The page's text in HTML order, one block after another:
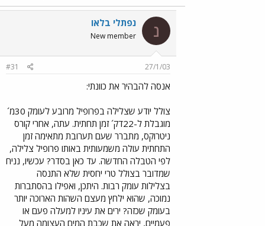
נ נפתלי בלאו
New member
27/1/03
#31
אנסה להבהיר את כוונתי:
צולל יודע שצלילה בפרופיל מרובע לעומק 30מ´
מוגבלת ל-22דק´ זמן תחתית. עתה, אחרי קורס
ניטרוקס, מתברר שעם תערובת מתאימה זמן
התחתית עולה משמעותית באותו פרופיל צלילה,
לפי הטבלה החדשה. עד כאן בסדר? עכשיו, נניח
שמדובר בצולל טרי יחסית שלא התנסה
בצלילות עומק רבות. היתכן, ואפילו בהסתברות
נמוכה, שהוא ילחץ מעצם השהות הארוכה יותר
בעומק שכזה? ירים את עיניו למעלה פעם או
פעמיים, יראה את שכבת המים העצומה מעל